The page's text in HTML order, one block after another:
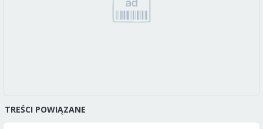
TREŚCI POWIĄZANE